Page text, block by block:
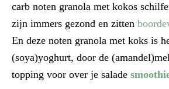
carb noten granola met kokos
zijn immers gezond en zitten
En deze noten granola met koks is
(soya)yoghurt, door de
topping voor over je salade